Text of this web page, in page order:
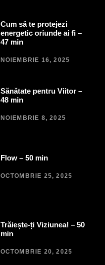
Cum să te protejezi
energetic oriunde ai fi –
47 min
NOIEMBRIE 16, 2025
Sănătate pentru Viitor –
48 min
NOIEMBRIE 8, 2025
Flow – 50 min
OCTOMBRIE 25, 2025
Trăiește-ți Viziunea! – 50
min
OCTOMBRIE 20, 2025